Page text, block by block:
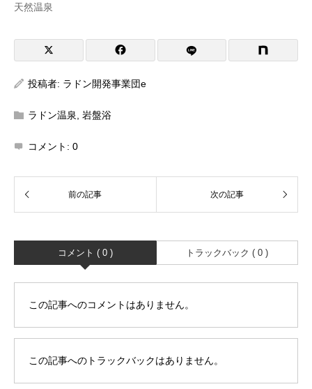
天然温泉
投稿者: ラドン開発事業団e
ラドン温泉 岩盤浴
コメント: 0
コメント ( 0 ) トラックバック ( 0 )
この記事へのコメントはありません。
この記事へのトラックバックはありません。